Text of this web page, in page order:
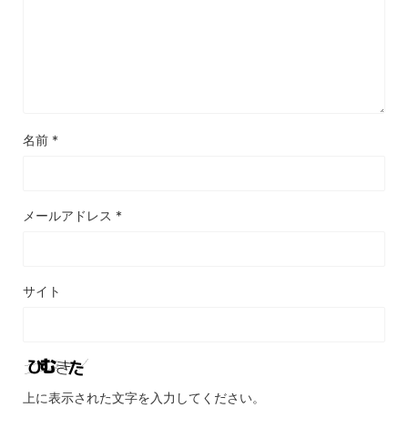
名前 *
メールアドレス *
サイト
上に表示された文字を入力してください。